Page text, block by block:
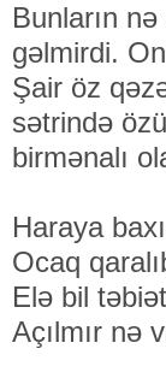
Bunların
gəlmirdi.
Şair öz
sətrində
birmənalı
Haraya
Ocaq
Elə bil
Açılmır nə